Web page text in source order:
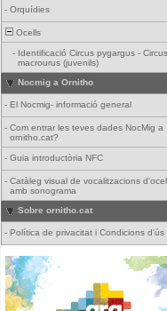
- Orquídies
Ocells
- Identificació Circus pygargus - Circus
macrourus (juvenils)
Nocmig a Ornitho
- El Nocmig- informació general
- Com entrar les teves dades NocMig a
ornitho.cat?
- Guia introductòria NFC
- Catàleg visual de vocalitzacions
amb sonograma
Sobre ornitho.cat
- Política de privacitat i Condicions d'ús